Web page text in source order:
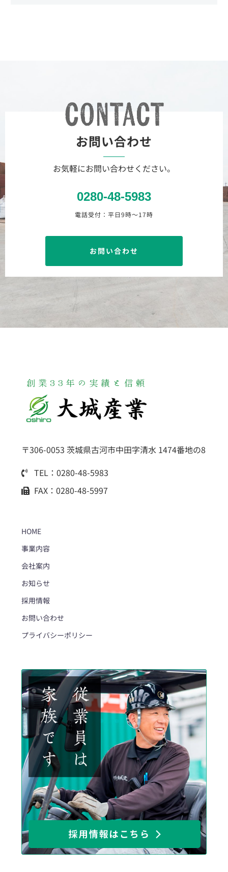
お問い合わせ
お気軽にお問い合わせください。
0280-48-5983
電話受付：平日9時〜17時
お問い合わせ
〒306-0053 茨城県古河市中田字清水 1474番地の8
TEL：0280-48-5983
FAX：0280-48-5997
HOME
事業内容
会社案内
お知らせ
採用情報
お問い合わせ
プライバシーポリシー